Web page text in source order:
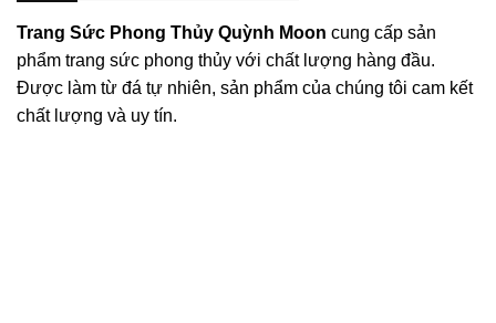
Trang Sức Phong Thủy Quỳnh Moon cung cấp sản
phẩm trang sức phong thủy với chất lượng hàng đầu.
Được làm từ đá tự nhiên, sản phẩm của chúng tôi cam kết
chất lượng và uy tín.